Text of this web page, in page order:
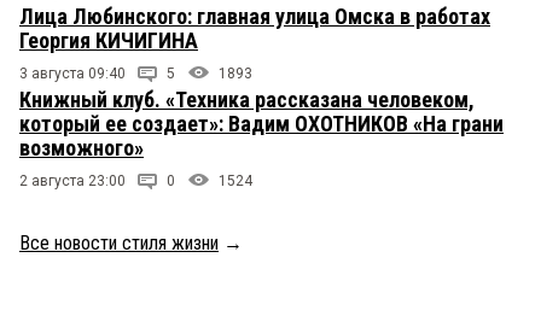
Лица Любинского: главная улица Омска в работах
Георгия КИЧИГИНА
3 августа 09:40 5 1893
Книжный клуб. «Техника рассказана человеком,
который ее создает»: Вадим ОХОТНИКОВ «На грани
возможного»
2 августа 23:00 0 1524
Все новости стиля жизни →